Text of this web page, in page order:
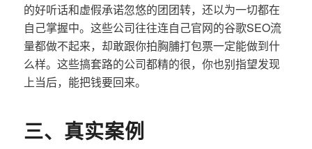
的好听话和虚假承诺忽悠的团团转，还以为一切都在
自己掌握中。这些公司往往连自己官网的谷歌SEO流
量都做不起来，却敢跟你拍胸脯打包票一定能做到什
么样。这些搞套路的公司都精的很，你也别指望发现
上当后，能把钱要回来。
三、真实案例